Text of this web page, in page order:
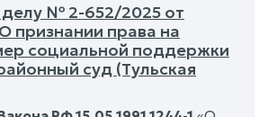
№ 2-652/2025 от
признании права на
социальной поддержки
суд (Тульская